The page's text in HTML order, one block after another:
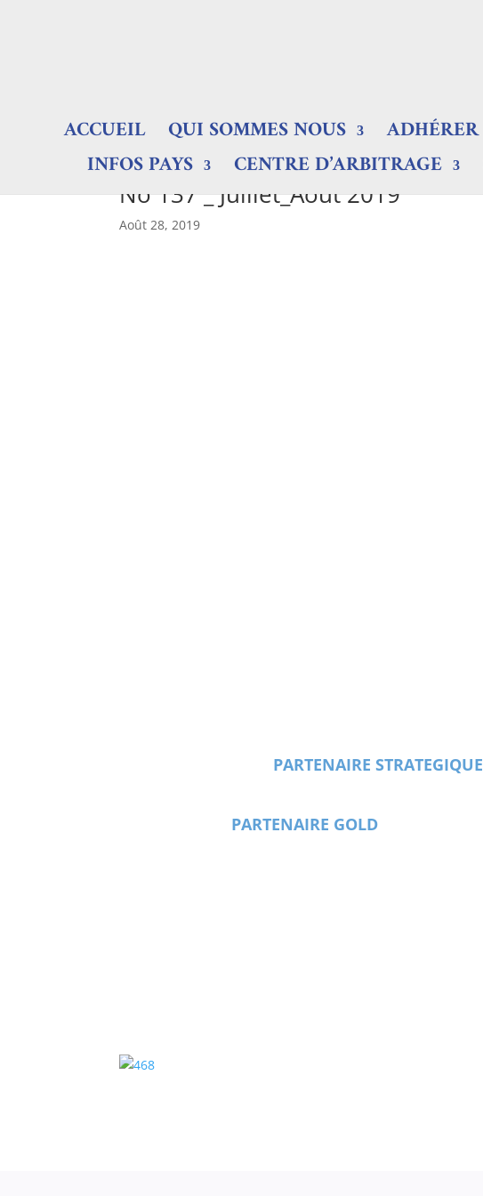
ACCUEIL QUI SOMMES NOUS ADHÉRER
INFOS PAYS
CENTRE D’ARBITRAGE
No 137 _ Juillet_Août 2019
Août 28, 2019
PARTENAIRE STRATEGIQUE
PARTENAIRE GOLD